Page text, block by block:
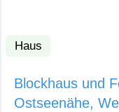
Haus
Blockhaus und
Ostseenähe,